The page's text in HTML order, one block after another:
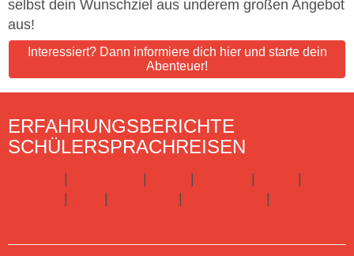
selbst dein Wunschziel aus underem großen Angebot
aus!
Interessiert? Dann informiere dich hier und starte dein
Abenteuer!
ERFAHRUNGSBERICHTE
SCHÜLERSPRACHREISEN